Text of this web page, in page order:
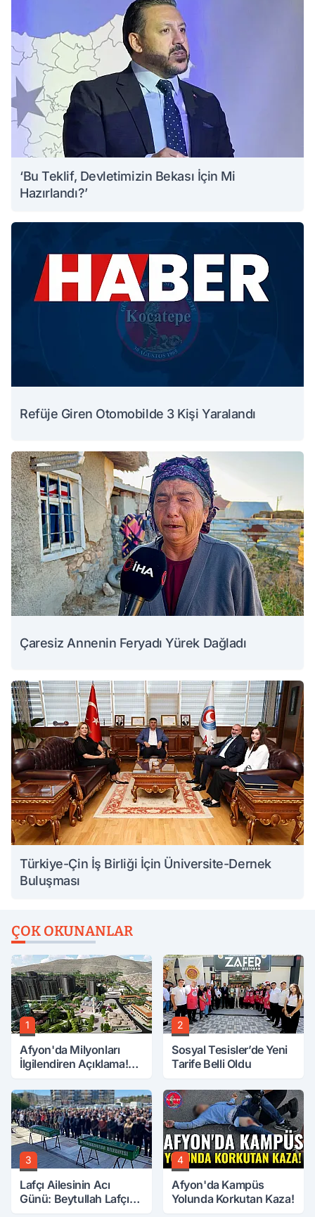
‘Bu Teklif, Devletimizin Bekası İçin Mi
Hazırlandı?’
Refüje Giren Otomobilde 3 Kişi Yaralandı
Çaresiz Annenin Feryadı Yürek Dağladı
Türkiye-Çin İş Birliği İçin Üniversite-Dernek
Buluşması
ÇOK OKUNANLAR
1
Afyon'da Milyonları
İlgilendiren Açıklama!
2
Sosyal Tesisler’de Yeni
Tarife Belli Oldu
3
Lafçı Ailesinin Acı
Günü: Beytullah Lafçı
4
Afyon'da Kampüs
Yolunda Korkutan Kaza!